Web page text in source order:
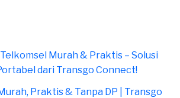
Murah & Praktis – Solusi
dari Transgo Connect!
Praktis & Tanpa DP | Transgo